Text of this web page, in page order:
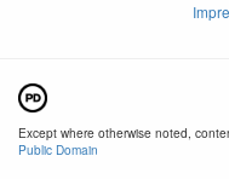
Except where otherwise noted,
Public Domain